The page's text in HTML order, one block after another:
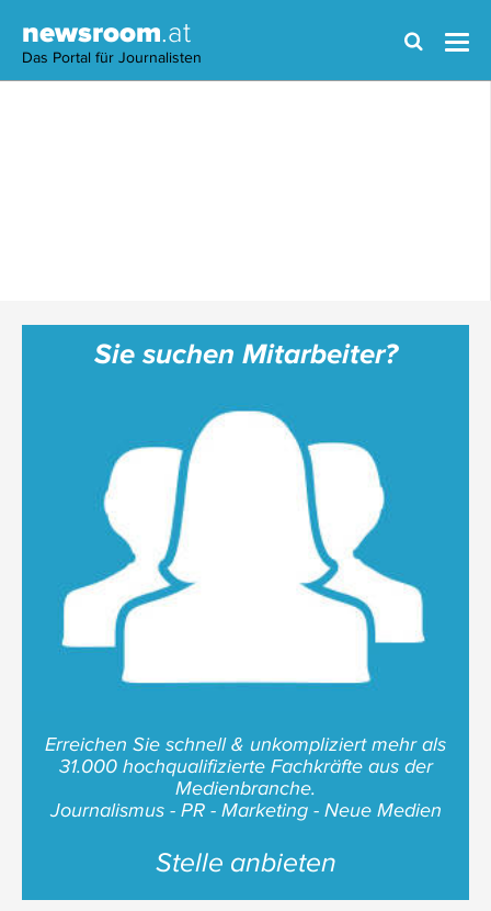
newsroom.at
Das Portal für Journalisten
Sie suchen Mitarbeiter?
Erreichen Sie schnell & unkompliziert mehr als
31.000 hochqualifizierte Fachkräfte aus der
Medienbranche.
Journalismus - PR - Marketing - Neue Medien
Stelle anbieten